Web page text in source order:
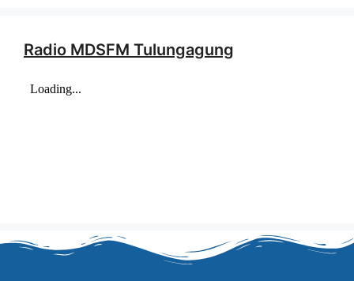
Radio MDSFM Tulungagung